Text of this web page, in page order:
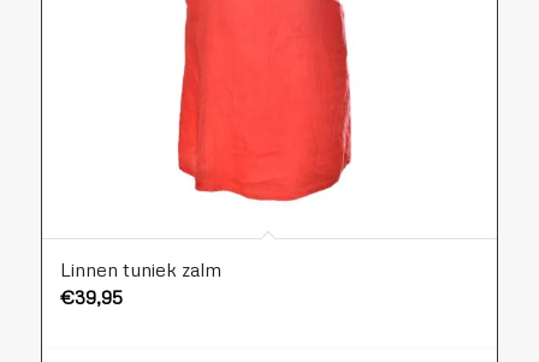
Linnen tuniek zalm
€39,95